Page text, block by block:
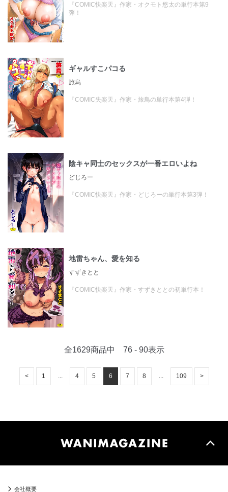
『COMIC快楽天』作家・オクモト悠太の単行本第9
弾！
ギャルすこパコる
旅烏
『COMIC失楽天』作家・旅鳥の単行本第4弾！
陰キャ同士のセックスが一番エロいよね
どじろー
『COMIC快楽天』作家・どじろーの単行本第3弾！
地雷ちゃん、愛を知る
すずきとと
『COMIC快楽天』作家・すずきととの初単行本！
全1629商品中 76 - 90表示
< 1 4 5 6 7 8 109 >
会社概要